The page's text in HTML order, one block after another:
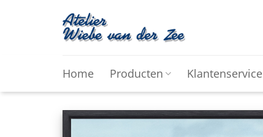
Home Producten Klantenservice